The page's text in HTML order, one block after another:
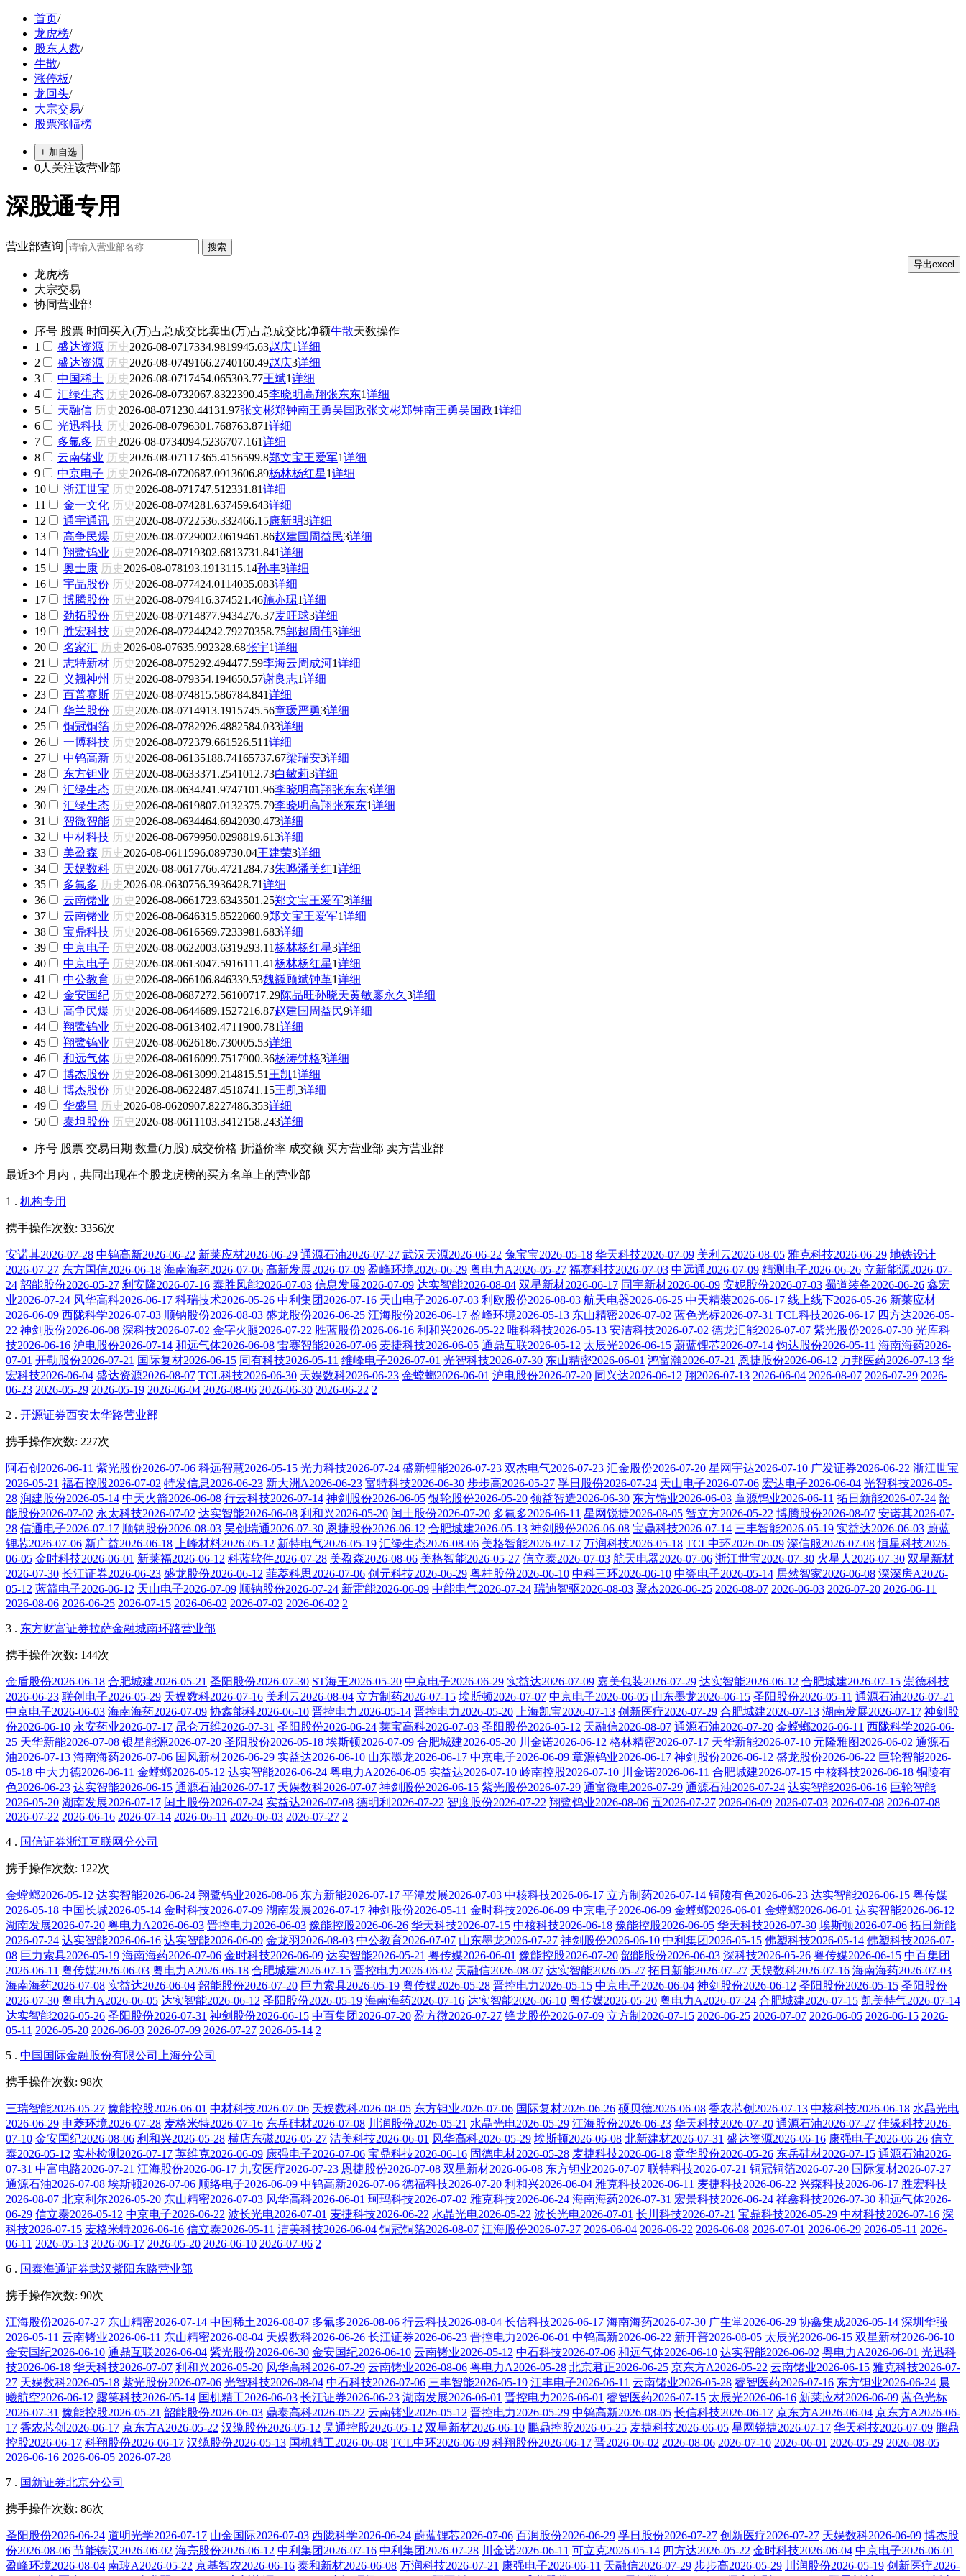
首页/
龙虎榜/
股东人数/
牛散/
涨停板/
龙回头/
大宗交易/
股票涨幅榜
+ 加自选
0人关注该营业部
深股通专用
营业部查询
龙虎榜
大宗交易
协同营业部
序号 股票 时间买入(万)占总成交比卖出(万)占总成交比净额牛散天数操作
1
盛达资源 历史 2026-08-0717334.9819945.63赵庆1详细
2
盛达资源 历史 2026-08-0749166.2740160.49赵庆3详细
3
中国稀土 历史 2026-08-0717454.065303.77王斌1详细
4
汇绿生态 历史 2026-08-0732067.8322390.45李晓明高翔张东东1详细
5
天融信 历史 2026-08-071230.44131.97张文彬郑钟南王勇吴国政张文彬郑钟南王勇吴国政1详细
6
光迅科技 历史 2026-08-0796301.768763.871详细
7
多氟多 历史 2026-08-0734094.5236707.161详细
8
云南锗业 历史 2026-08-07117365.41 56599.8郑文宝王爱军1详细
9
中京电子 历史 2026-08-0720687.0913606.89杨林杨红星1详细
10
浙江世宝 历史 2026-08-071747.51 2331.81详细
11
金一文化 历史 2026-08-074281.637459.643详细
12
通宇通讯 历史 2026-08-0722536.332466.15康新明3详细
13
高争民爆 历史 2026-08-0729002.0619461.86赵建国 周益民3详细
14
翔鹭钨业 历史 2026-08-0719302.6813731.841详细
15
奥士康 历史 2026-08-078193.1913115.14孙丰3详细
16
宇晶股份 历史 2026-08-077424.01 14035.083详细
17
博腾股份 历史 2026-08-079416.374521.46施亦珺1详细
18
劲拓股份 历史 2026-08-0714877.9434276.37麦旺球3详细
19
胜宏科技 历史 2026-08-07244242.79270358.75郭超 周伟3详细
20
名家汇 历史 2026-08-07635.992328.68张宇1详细
21
志特新材 历史 2026-08-075292.494477.59李海云周成河1详细
22
义翘神州 历史 2026-08-079354.194650.57谢良志1详细
23
百普赛斯 历史 2026-08-074815.586784.841详细
24
华兰股份 历史 2026-08-0714913.1915745.56章瑗严勇3详细
25
铜冠铜箔 历史 2026-08-0782926.4882584.033详细
26
一博科技 历史 2026-08-072379.661526.51 1详细
27
中钨高新 历史 2026-08-06135188.74165737.67梁瑞安3详细
28
东方钽业 历史 2026-08-0633371.2541012.73白敏莉3详细
29
汇绿生态 历史 2026-08-0634241.9747101.96李晓明高翔张东东3详细
30
汇绿生态 历史 2026-08-0619807.0132375.79李晓明高翔张东东1详细
31
智微智能 历史 2026-08-0634464.6942030.473详细
32
中材科技 历史 2026-08-0679950.0298819.613详细
33
美盈森 历史 2026-08-0611596.089730.04王建荣3详细
34
天娱数科 历史 2026-08-0617766.4721284.73朱晔潘美红1详细
35
多氟多 历史 2026-08-0630756.3936428.71详细
36
云南锗业 历史 2026-08-0661723.6343501.25郑文宝王爱军3详细
37
云南锗业 历史 2026-08-0646315.8522060.9郑文宝王爱军1详细
38
宝鼎科技 历史 2026-08-0616569.7233981.683详细
39
中京电子 历史 2026-08-0622003.6319293.11杨林杨红星3详细
40
中京电子 历史 2026-08-0613047.5916111.41杨林杨红星1详细
41
中公教育 历史 2026-08-066106.846339.53魏巍顾斌钟革1详细
42
金安国纪 历史 2026-08-0687272.56100717.29陈品旺孙晓天黄敏 廖永久 3详细
43
高争民爆 历史 2026-08-0644689.1527216.87赵建国 周益民9详细
44
翔鹭钨业 历史 2026-08-0613402.4711900.781详细
45
翔鹭钨业 历史 2026-08-0626186.730005.53详细
46
和远气体 历史 2026-08-0616099.7517900.36杨涛钟格3详细
47
博杰股份 历史 2026-08-0613099.214815.51 王凯1详细
48
博杰股份 历史 2026-08-0622487.4518741.15王凯3详细
49
华盛昌 历史 2026-08-0620907.8227486.353详细
50
泰坦股份 历史 2026-08-0611103.3412158.243详细
序号 股票 交易日期 数量(万股) 成交价格 折溢价率 成交额 买方营业部 卖方营业部
最近3个月内，共同出现在个股龙虎榜的买方名单上的营业部
1 . 机构专用
携手操作次数: 3356次
安诺其2026-07-28 中钨高新2026-06-22 新莱应材2026-06-29 通源石油2026-07-27 武汉天源2026-06-22 兔宝宝2026-05-18 华天科技2026-07-09 美利云2026-08-05 雅克科技2026-06-29 地铁设计
2026-07-27 东方国信2026-06-18 海南海药2026-07-06 高新发展2026-07-09 盈峰环境2026-06-29 粤电力A2026-05-27 福赛科技2026-07-03 中远通2026-07-09 精测电子2026-06-26 立新能源2026-07-
24 韶能股份2026-05-27 利安隆2026-07-16 泰胜风能2026-07-03 信息发展2026-07-09 达实智能2026-08-04 双星新材2026-06-17 同宇新材2026-06-09 安妮股份2026-07-03 蜀道装备2026-06-26 鑫宏
业2026-07-24 风华高科2026-06-17 科瑞技术2026-05-26 中利集团2026-07-16 天山电子2026-07-03 利欧股份2026-08-03 航天电器2026-06-25 中天精装2026-06-17 线上线下2026-05-26 新莱应材
2026-06-09 西陇科学2026-07-03 顺钠股份2026-08-03 盛龙股份2026-06-25 江海股份2026-06-17 盈峰环境2026-05-13 东山精密2026-07-02 蓝色光标2026-07-31 TCL科技2026-06-17 四方达2026-05-
22 神剑股份2026-06-08 深科技2026-07-02 金字火腿2026-07-22 胜蓝股份2026-06-16 利和兴2026-05-22 唯科科技2026-05-13 安洁科技2026-07-02 德龙汇能2026-07-07 紫光股份2026-07-30 光库科
技2026-06-16 沪电股份2026-07-14 和远气体2026-06-08 雷赛智能2026-07-06 麦捷科技2026-06-05 通鼎互联2026-05-12 太辰光2026-06-15 蔚蓝锂芯2026-07-14 钧达股份2026-05-11 海南海药2026-
07-01 开勒股份2026-07-21 国际复材2026-06-15 同有科技2026-05-11 维峰电子2026-07-01 光智科技2026-07-30 东山精密2026-06-01 鸿富瀚2026-07-21 恩捷股份2026-06-12 万邦医药2026-07-13 华
宏科技2026-06-04 盛达资源2026-08-07 TCL科技2026-06-30 天娱数科2026-06-23 金螳螂2026-06-01 沪电股份2026-07-20 同兴达2026-06-12 翔2026-07-13 2026-06-04 2026-08-07 2026-07-29 2026-
06-23 2026-05-29 2026-05-19 2026-06-04 2026-08-06 2026-06-30 2026-06-22 2
2 . 开源证券西安太华路营业部
携手操作次数: 227次
阿石创2026-06-11 紫光股份2026-07-06 科远智慧2026-05-15 光力科技2026-07-24 盛新锂能2026-07-23 双杰电气2026-07-23 汇金股份2026-07-20 星网宇达2026-07-10 广发证券2026-06-22 浙江世宝
2026-05-21 福石控股2026-07-02 特发信息2026-06-23 新大洲A2026-06-23 富特科技2026-06-30 步步高2026-05-27 孚日股份2026-07-24 天山电子2026-07-06 宏达电子2026-06-04 光智科技2026-05-
28 润建股份2026-05-14 中天火箭2026-06-08 行云科技2026-07-14 神剑股份2026-06-05 银轮股份2026-05-20 领益智造2026-06-30 东方锆业2026-06-03 章源钨业2026-06-11 拓日新能2026-07-24 韶
能股份2026-07-02 永太科技2026-07-02 达实智能2026-06-08 利和兴2026-05-20 闰土股份2026-07-20 多氟多2026-06-11 星网锐捷2026-08-05 智立方2026-05-22 博腾股份2026-08-07 安诺其2026-07-
28 信通电子2026-07-17 顺钠股份2026-08-03 昊创瑞通2026-07-30 恩捷股份2026-06-12 合肥城建2026-05-13 神剑股份2026-06-08 宝鼎科技2026-07-14 三丰智能2026-05-19 实益达2026-06-03 蔚蓝
锂芯2026-07-06 新广益2026-06-18 上峰材料2026-05-12 新特电气2026-05-19 汇绿生态2026-08-06 美格智能2026-07-17 万润科技2026-05-18 TCL中环2026-06-09 深信服2026-07-08 恒星科技2026-
06-05 金时科技2026-06-01 新莱福2026-06-12 科蓝软件2026-07-28 美盈森2026-08-06 美格智能2026-05-27 信立泰2026-07-03 航天电器2026-07-06 浙江世宝2026-07-30 火星人2026-07-30 双星新材
2026-07-30 长江证券2026-06-23 盛龙股份2026-06-12 菲菱科思2026-07-06 创元科技2026-06-29 粤桂股份2026-06-10 中科三环2026-06-10 中瓷电子2026-05-14 居然智家2026-06-08 深深房A2026-
05-12 蓝箭电子2026-06-12 天山电子2026-07-09 顺钠股份2026-07-24 新雷能2026-06-09 中能电气2026-07-24 瑞迪智驱2026-08-03 聚杰2026-06-25 2026-08-07 2026-06-03 2026-07-20 2026-06-11
2026-08-06 2026-06-25 2026-07-15 2026-06-02 2026-07-02 2026-06-02 2
3 . 东方财富证券拉萨金融城南环路营业部
携手操作次数: 144次
金盾股份2026-06-18 合肥城建2026-05-21 圣阳股份2026-07-30 ST海王2026-05-20 中京电子2026-06-29 实益达2026-07-09 嘉美包装2026-07-29 达实智能2026-06-12 合肥城建2026-07-15 崇德科技
2026-06-23 联创电子2026-05-29 天娱数科2026-07-16 美利云2026-08-04 立方制药2026-07-15 埃斯顿2026-07-07 中京电子2026-06-05 山东墨龙2026-06-15 圣阳股份2026-05-11 通源石油2026-07-21
中京电子2026-06-03 海南海药2026-07-09 协鑫能科2026-06-10 晋控电力2026-05-14 晋控电力2026-05-20 上海凯宝2026-07-13 创新医疗2026-07-29 合肥城建2026-07-13 湖南发展2026-07-17 神剑股
份2026-06-10 永安药业2026-07-17 昆仑万维2026-07-31 圣阳股份2026-06-24 莱宝高科2026-07-03 圣阳股份2026-05-12 天融信2026-08-07 通源石油2026-07-20 金螳螂2026-06-11 西陇科学2026-06-
25 天华新能2026-07-08 银星能源2026-07-20 圣阳股份2026-05-18 埃斯顿2026-07-09 合肥城建2026-05-20 川金诺2026-06-12 格林精密2026-07-17 天华新能2026-07-10 元隆雅图2026-06-02 通源石
油2026-07-13 海南海药2026-07-06 国风新材2026-06-29 实益达2026-06-10 山东墨龙2026-06-17 中京电子2026-06-09 章源钨业2026-06-17 神剑股份2026-06-12 盛龙股份2026-06-22 巨轮智能2026-
05-18 中大力德2026-06-11 金螳螂2026-05-12 达实智能2026-06-24 粤电力A2026-06-05 实益达2026-07-10 岭南控股2026-07-10 川金诺2026-06-11 合肥城建2026-07-15 中核科技2026-06-18 铜陵有
色2026-06-23 达实智能2026-06-15 通源石油2026-07-17 天娱数科2026-07-07 神剑股份2026-06-15 紫光股份2026-07-29 通富微电2026-07-29 通源石油2026-07-24 达实智能2026-06-16 巨轮智能
2026-05-20 湖南发展2026-07-17 闰土股份2026-07-24 实益达2026-07-08 德明利2026-07-22 智度股份2026-07-22 翔鹭钨业2026-08-06 五2026-07-27 2026-06-09 2026-07-03 2026-07-08 2026-07-08
2026-07-22 2026-06-16 2026-07-14 2026-06-11 2026-06-03 2026-07-27 2
4 . 国信证券浙江互联网分公司
携手操作次数: 122次
金螳螂2026-05-12 达实智能2026-06-24 翔鹭钨业2026-08-06 东方新能2026-07-17 平潭发展2026-07-03 中核科技2026-06-17 立方制药2026-07-14 铜陵有色2026-06-23 达实智能2026-06-15 粤传媒
2026-05-18 中国长城2026-05-14 金时科技2026-07-09 湖南发展2026-07-17 神剑股份2026-05-11 金时科技2026-06-09 中京电子2026-06-09 金螳螂2026-06-01 金螳螂2026-06-01 达实智能2026-06-12
湖南发展2026-07-20 粤电力A2026-06-03 晋控电力2026-06-03 豫能控股2026-06-26 华天科技2026-07-15 中核科技2026-06-18 豫能控股2026-06-05 华天科技2026-07-30 埃斯顿2026-07-06 拓日新能
2026-07-24 达实智能2026-06-16 达实智能2026-06-09 金龙羽2026-08-03 中公教育2026-07-07 山东墨龙2026-07-27 神剑股份2026-06-10 中利集团2026-05-15 佛塑科技2026-05-14 佛塑科技2026-07-
08 巨力索具2026-05-19 海南海药2026-07-06 金时科技2026-06-09 达实智能2026-05-21 粤传媒2026-06-01 豫能控股2026-07-20 韶能股份2026-06-03 深科技2026-05-26 粤传媒2026-06-15 中百集团
2026-06-11 粤传媒2026-06-03 粤电力A2026-06-18 合肥城建2026-07-15 晋控电力2026-06-02 天融信2026-08-07 达实智能2026-05-27 拓日新能2026-07-27 天娱数科2026-07-16 海南海药2026-07-03
海南海药2026-07-08 实益达2026-06-04 韶能股份2026-07-20 巨力索具2026-05-19 粤传媒2026-05-28 晋控电力2026-05-15 中京电子2026-06-04 神剑股份2026-06-12 圣阳股份2026-05-15 圣阳股份
2026-07-30 粤电力A2026-06-05 达实智能2026-06-12 圣阳股份2026-05-19 海南海药2026-07-16 达实智能2026-06-10 粤传媒2026-05-20 粤电力A2026-07-24 合肥城建2026-07-15 凯美特气2026-07-14
达实智能2026-05-26 圣阳股份2026-07-31 神剑股份2026-06-15 中百集团2026-07-20 盈方微2026-07-27 锋龙股份2026-07-09 立方制2026-07-15 2026-06-25 2026-07-07 2026-06-05 2026-06-15 2026-
05-11 2026-05-20 2026-06-03 2026-07-09 2026-07-27 2026-05-14 2
5 . 中国国际金融股份有限公司上海分公司
携手操作次数: 98次
三瑞智能2026-05-27 豫能控股2026-06-01 中材科技2026-07-06 天娱数科2026-08-05 东方钽业2026-07-06 国际复材2026-06-26 硕贝德2026-06-08 香农芯创2026-07-13 中核科技2026-06-18 水晶光电
2026-06-29 申菱环境2026-07-28 麦格米特2026-07-16 东岳硅材2026-07-08 川润股份2026-05-21 水晶光电2026-05-29 江海股份2026-06-23 华天科技2026-07-20 通源石油2026-07-27 佳缘科技2026-
07-10 金安国纪2026-08-06 利和兴2026-05-28 横店东磁2026-05-27 洁美科技2026-06-01 风华高科2026-05-29 埃斯顿2026-06-08 北新建材2026-07-31 盛达资源2026-06-16 康强电子2026-06-26 信立
泰2026-05-12 实朴检测2026-07-17 英维克2026-06-09 康强电子2026-07-06 宝鼎科技2026-06-16 固德电材2026-05-28 麦捷科技2026-06-18 意华股份2026-05-26 东岳硅材2026-07-15 通源石油2026-
07-31 中富电路2026-07-21 江海股份2026-06-17 九安医疗2026-07-23 恩捷股份2026-07-08 双星新材2026-06-08 东方钽业2026-07-07 联特科技2026-07-21 铜冠铜箔2026-07-20 国际复材2026-07-27
通源石油2026-07-08 埃斯顿2026-07-06 顺络电子2026-06-09 中钨高新2026-07-06 德福科技2026-07-20 利和兴2026-06-04 雅克科技2026-06-11 麦捷科技2026-06-22 兴森科技2026-06-17 胜宏科技
2026-08-07 北京利尔2026-05-20 东山精密2026-07-03 风华高科2026-06-01 珂玛科技2026-07-02 雅克科技2026-06-24 海南海药2026-07-31 宏景科技2026-06-24 祥鑫科技2026-07-30 和远气体2026-
06-29 信立泰2026-05-12 中京电子2026-06-22 波长光电2026-07-01 麦捷科技2026-06-22 水晶光电2026-05-22 波长光电2026-07-01 长川科技2026-07-21 宝鼎科技2026-05-29 中材科技2026-07-16 深
科技2026-07-15 麦格米特2026-06-16 信立泰2026-05-11 洁美科技2026-06-04 铜冠铜箔2026-08-07 江海股份2026-07-27 2026-06-04 2026-06-22 2026-06-08 2026-07-01 2026-06-29 2026-05-11 2026-
06-11 2026-05-13 2026-06-17 2026-05-20 2026-06-10 2026-07-06 2
6 . 国泰海通证券武汉紫阳东路营业部
携手操作次数: 90次
江海股份2026-07-27 东山精密2026-07-14 中国稀土2026-08-07 多氟多2026-08-06 行云科技2026-08-04 长信科技2026-06-17 海南海药2026-07-30 广生堂2026-06-29 协鑫集成2026-05-14 深圳华强
2026-05-11 云南锗业2026-06-11 东山精密2026-08-04 天娱数科2026-06-26 长江证券2026-06-23 晋控电力2026-06-01 中钨高新2026-06-22 新开普2026-08-05 太辰光2026-06-15 双星新材2026-06-10
金安国纪2026-06-10 通鼎互联2026-06-04 紫光股份2026-06-30 金安国纪2026-06-10 云南锗业2026-05-12 中石科技2026-07-06 和远气体2026-06-10 达实智能2026-06-02 粤电力A2026-06-01 光迅科
技2026-06-18 华天科技2026-07-07 利和兴2026-05-20 风华高科2026-07-29 云南锗业2026-08-06 粤电力A2026-05-28 北京君正2026-06-25 京东方A2026-05-22 云南锗业2026-06-15 雅克科技2026-07-
27 天娱数科2026-05-18 紫光股份2026-07-06 光智科技2026-08-04 中石科技2026-07-06 三丰智能2026-05-19 江丰电子2026-06-11 云南锗业2026-05-28 睿智医药2026-07-16 东方钽业2026-06-24 晨
曦航空2026-06-12 露笑科技2026-05-14 国机精工2026-06-03 长江证券2026-06-23 湖南发展2026-06-01 晋控电力2026-06-01 睿智医药2026-07-15 太辰光2026-06-16 新莱应材2026-06-09 蓝色光标
2026-07-31 豫能控股2026-05-21 韶能股份2026-06-03 鼎泰高科2026-05-22 云南锗业2026-05-12 晋控电力2026-05-29 中钨高新2026-08-05 长信科技2026-06-17 京东方A2026-06-04 京东方A2026-06-
17 香农芯创2026-06-17 京东方A2026-05-22 汉缆股份2026-05-12 吴通控股2026-05-12 双星新材2026-06-10 鹏鼎控股2026-05-25 麦捷科技2026-06-05 星网锐捷2026-07-17 华天科技2026-07-09 鹏鼎
控股2026-06-17 科翔股份2026-06-17 汉缆股份2026-05-13 国机精工2026-06-08 TCL中环2026-06-09 科翔股份2026-06-17 晋2026-06-02 2026-08-06 2026-07-10 2026-06-01 2026-05-29 2026-08-05
2026-06-16 2026-06-05 2026-07-28
7 . 国新证券北京分公司
携手操作次数: 86次
圣阳股份2026-06-24 道明光学2026-07-17 山金国际2026-07-03 西陇科学2026-06-24 蔚蓝锂芯2026-07-06 百润股份2026-06-29 孚日股份2026-07-27 创新医疗2026-07-27 天娱数科2026-06-09 博杰股
份2026-08-06 节能铁汉2026-06-02 海亮股份2026-06-12 中利集团2026-07-16 中利集团2026-07-28 川金诺2026-06-11 可立克2026-05-14 四方达2026-05-22 金时科技2026-06-04 中京电子2026-06-01
盈峰环境2026-08-04 南玻A2026-05-22 京基智农2026-06-16 泰和新材2026-06-08 万润科技2026-07-21 康强电子2026-06-11 天融信2026-07-29 步步高2026-05-29 川润股份2026-05-19 创新医疗2026-